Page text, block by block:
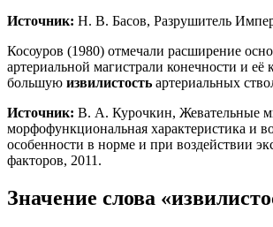
Источник: Н. В. Басов, Разрушитель
Косоуров (1980) отмечали расширение
артериальной магистрали конечности и её
большую извилистость артериальных
Источник: В. А. Курочкин, Жевательные
морфофункциональная характеристика и
особенности в норме и при воздействии
факторов, 2011.
Значение слова